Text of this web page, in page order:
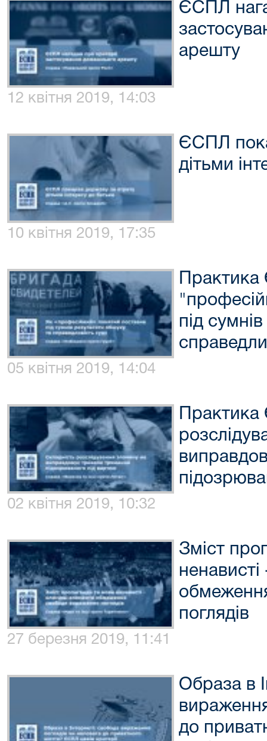
ЄСПЛ
арешту
12 квітня 2019, 14:03
ЄСПЛ
дітьми
10 квітня 2019, 17:35
під
05 квітня 2019, 14:04
02 квітня 2019, 10:32
Зміст
поглядів
27 березня 2019, 11:41
Образа в
до